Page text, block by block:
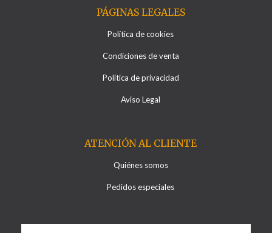
PÁGINAS LEGALES
Política de cookies
Condiciones de venta
Política de privacidad
Aviso Legal
ATENCIÓN AL CLIENTE
Quiénes somos
Pedidos especiales